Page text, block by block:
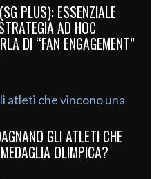
PLUS): ESSENZIALE
AD HOC
DI “FAN ENGAGEMENT”
GLI ATLETI CHE
OLIMPICA?